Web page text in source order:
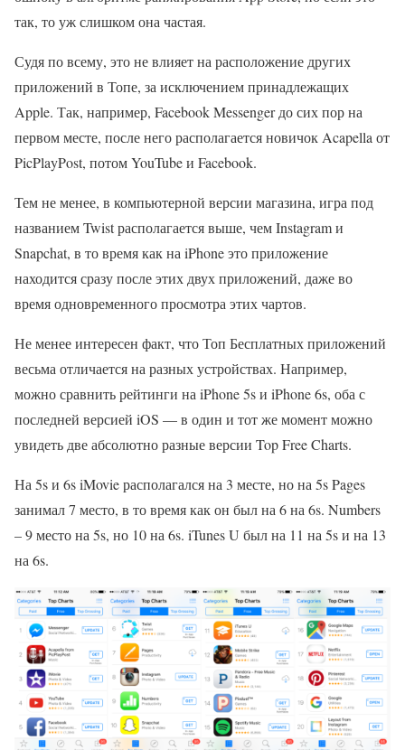
так, то уж слишком она частая.
Судя по всему, это не влияет на расположение других
приложений в Топе, за исключением принадлежащих
Apple. Так, например, Facebook Messenger до сих пор на
первом месте, после него располагается новичок Acapella от
PicPlayPost, потом YouTube и Facebook.
Тем не менее, в компьютерной версии магазина, игра под
названием Twist располагается выше, чем Instagram и
Snapchat, в то время как на iPhone это приложение
находится сразу после этих двух приложений, даже во
время одновременного просмотра этих чартов.
Не менее интересен факт, что Топ Бесплатных приложений
весьма отличается на разных устройствах. Например,
можно сравнить рейтинги на iPhone 5s и iPhone 6s, оба с
последней версией iOS — в один и тот же момент можно
увидеть две абсолютно разные версии Top Free Charts.
На 5s и 6s iMovie располагался на 3 месте, но на 5s Pages
занимал 7 место, в то время как он был на 6 на 6s. Numbers
– 9 место на 5s, но 10 на 6s. iTunes U был на 11 на 5s и на 13
на 6s.